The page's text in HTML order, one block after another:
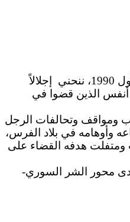
إجلالاً
أنفس الذين قضوا في
التاريخي الدامي، وبين موقع وخطاب ومواقف وتحالفات الرجل
وأوهامه في بلاد الفرس،
ومتفلت هدفه القضاء على
محور الشر السوري-